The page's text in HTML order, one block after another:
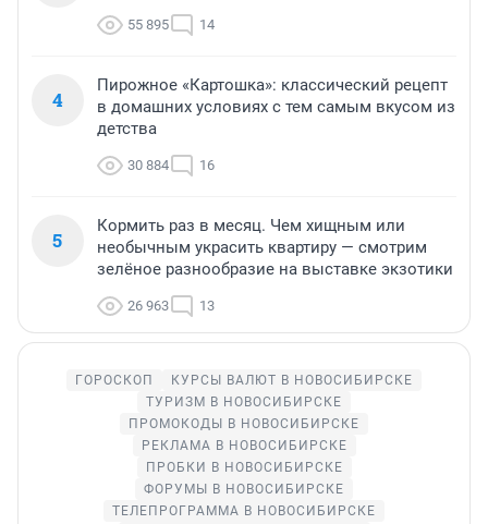
55 895 14
4
Пирожное «Картошка»: классический рецепт
в домашних условиях с тем самым вкусом из
детства
30 884 16
5
Кормить раз в месяц. Чем хищным или
необычным украсить квартиру — смотрим
зелёное разнообразие на выставке экзотики
26 963 13
ГОРОСКОП
КУРСЫ ВАЛЮТ В НОВОСИБИРСКЕ
ТУРИЗМ В НОВОСИБИРСКЕ
ПРОМОКОДЫ В НОВОСИБИРСКЕ
РЕКЛАМА В НОВОСИБИРСКЕ
ПРОБКИ В НОВОСИБИРСКЕ
ФОРУМЫ В НОВОСИБИРСКЕ
ТЕЛЕПРОГРАММА В НОВОСИБИРСКЕ